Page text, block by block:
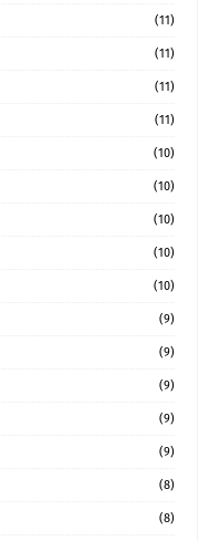
(11)
(11)
(11)
(11)
(10)
(10)
(10)
(10)
(10)
(9)
(9)
(9)
(9)
(9)
(8)
(8)